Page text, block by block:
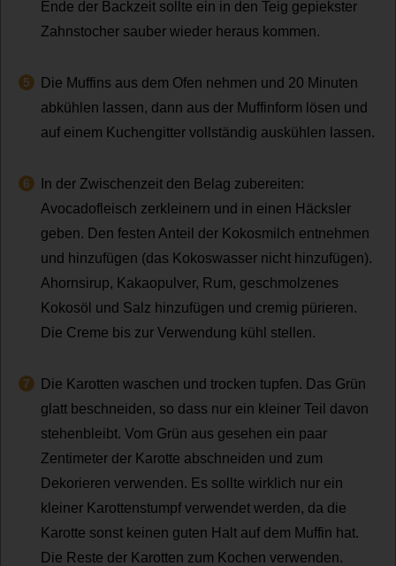
Ende der Backzeit sollte ein in den Teig gepiekster
Zahnstocher sauber wieder heraus kommen.
Die Muffins aus dem Ofen nehmen und 20 Minuten
abkühlen lassen, dann aus der Muffinform lösen und
auf einem Kuchengitter vollständig auskühlen lassen.
In der Zwischenzeit den Belag zubereiten:
Avocadofleisch zerkleinern und in einen Häcksler
geben. Den festen Anteil der Kokosmilch entnehmen
und hinzufügen (das Kokoswasser nicht hinzufügen).
Ahornsirup, Kakaopulver, Rum, geschmolzenes
Kokosöl und Salz hinzufügen und cremig pürieren.
Die Creme bis zur Verwendung kühl stellen.
Die Karotten waschen und trocken tupfen. Das Grün
glatt beschneiden, so dass nur ein kleiner Teil davon
stehenbleibt. Vom Grün aus gesehen ein paar
Zentimeter der Karotte abschneiden und zum
Dekorieren verwenden. Es sollte wirklich nur ein
kleiner Karottenstumpf verwendet werden, da die
Karotte sonst keinen guten Halt auf dem Muffin hat.
Die Reste der Karotten zum Kochen verwenden.